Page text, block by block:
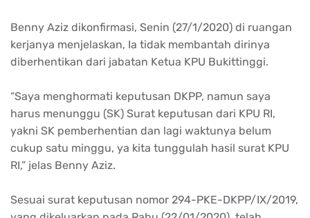
Benny Aziz dikonfirmasi, Senin (27/1/2020) di ruangan
kerjanya menjelaskan, Ia tidak membantah dirinya
diberhentikan dari jabatan Ketua KPU Bukittinggi.
“Saya menghormati keputusan DKPP, namun saya
harus menunggu (SK) Surat keputusan dari KPU RI,
yakni SK pemberhentian dan lagi waktunya belum
cukup satu minggu, ya kita tunggulah hasil surat KPU
RI,” jelas Benny Aziz.
Sesuai surat keputusan nomor 294-PKE-DKPP/IX/2019,